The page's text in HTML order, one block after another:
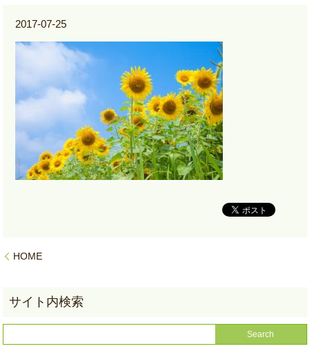
2017-07-25
HOME